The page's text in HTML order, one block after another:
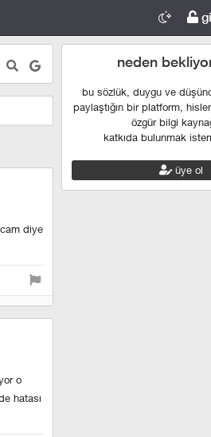
diye
o
hatası
neden
bu sözlük, duygu ve
paylaştığın bir platform,
özgür bilgi
katkıda bulunmak
üye ol